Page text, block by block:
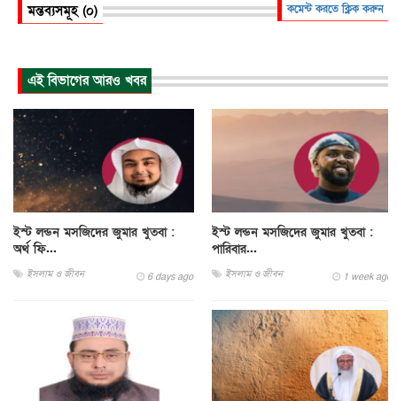
মন্তব্যসমূহ (০) কমেন্ট করতে ক্লিক করুন
এই বিভাগের আরও খবর
ইস্ট লন্ডন মসজিদের জুমার খুতবা :
অর্থ ফি...
ইসলাম ও জীবন 6 days ago
ইস্ট লন্ডন মসজিদের জুমার খুতবা :
পারিবার...
ইসলাম ও জীবন 1 week ago